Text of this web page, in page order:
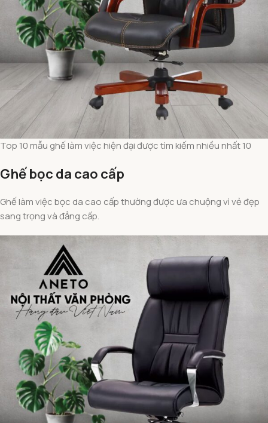
Top 10 mẫu ghế làm việc hiện đại được tìm kiếm nhiều nhất 10
Ghế bọc da cao cấp
Ghế làm việc bọc da cao cấp thường được ưa chuộng vì vẻ đẹp
sang trọng và đẳng cấp.